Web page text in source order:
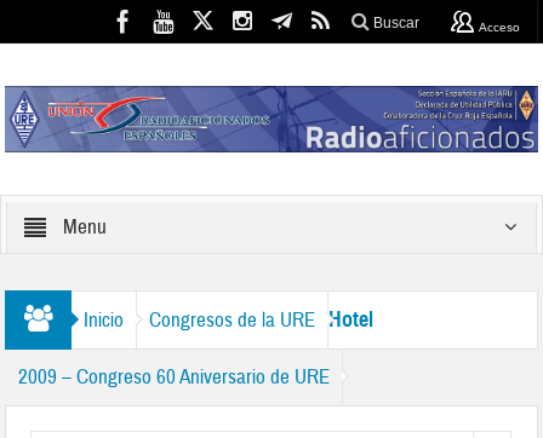
Buscar Acceso
Menu
Inicio Congresos de la URE
2009 – Congreso 60 Aniversario de URE
Hotel